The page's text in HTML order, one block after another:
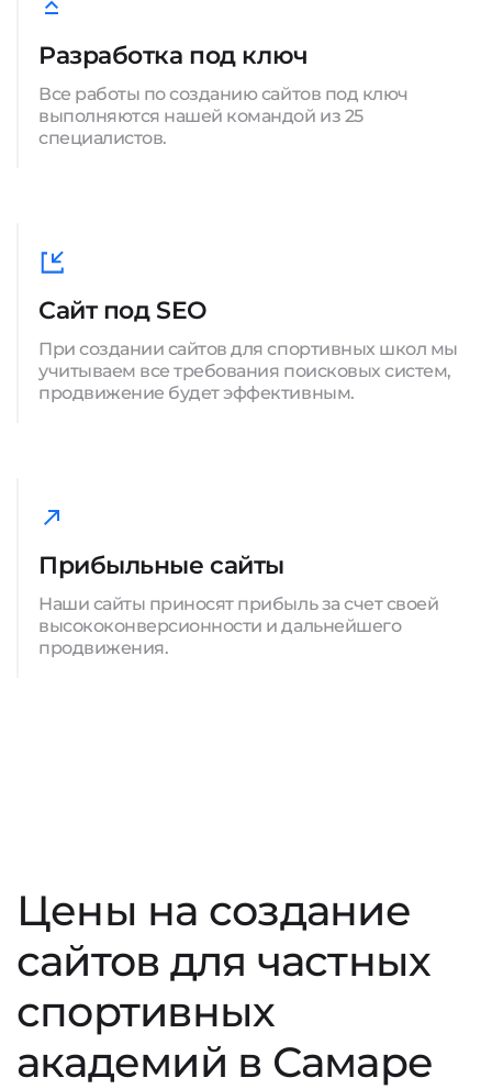
Разработка под ключ
Все работы по созданию сайтов под ключ
выполняются нашей командой из 25
специалистов.
Сайт под SEO
При создании сайтов для спортивных школ мы
учитываем все требования поисковых систем,
продвижение будет эффективным.
Прибыльные сайты
Наши сайты приносят прибыль за счет своей
высококонверсионности и дальнейшего
продвижения.
Цены на создание
сайтов для частных
спортивных
академий в Самаре